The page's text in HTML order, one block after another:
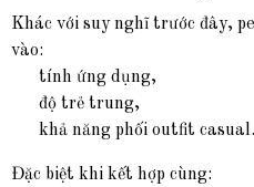
Khác với suy nghĩ trước đây,
vào:
tính ứng dụng,
độ trẻ trung,
khả năng phối outfit casual.
Đặc biệt khi kết hợp cùng: